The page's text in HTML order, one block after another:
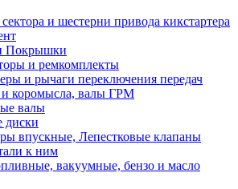
и шестерни привода кикстартера
Покрышки
и ремкомплекты
и рычаги переключения передач
коромысла, валы ГРМ
валы
диски
впускные, Лепестковые клапаны
к ним
вакуумные, бензо и масло